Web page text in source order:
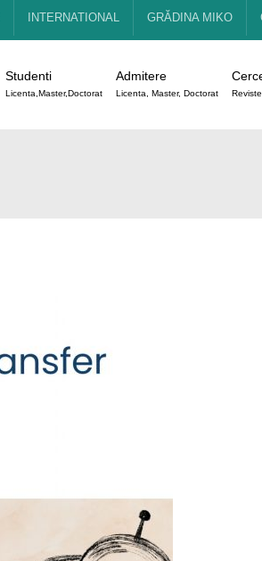
INTERNATIONAL GRĂDINA MIKO
Studenti
Licenta,Master,Doctorat
Admitere
Licenta, Master, Doctorat